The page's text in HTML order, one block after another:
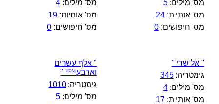
מס' מילים:5
מס' אותיות:24
מס' חיפושים:0
מס' מילים: 4
מס' אותיות: 19
מס' חיפושים: 0
" אל שדי "
גימטריה:345
מס' מילים:4
מס' אותיות:17
" אלף עשרים
וארבע¹⁰²⁴ "
גימטריה: 1010
מס' מילים: 5